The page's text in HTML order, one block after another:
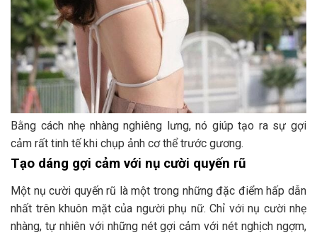
Bằng cách nhẹ nhàng nghiêng lưng, nó giúp tạo ra sự gợi
cảm rất tinh tế khi chụp ảnh cơ thể trước gương.
Tạo dáng gợi cảm với nụ cười quyến rũ
Một nụ cười quyến rũ là một trong những đặc điểm hấp dẫn
nhất trên khuôn mặt của người phụ nữ. Chỉ với nụ cười nhẹ
nhàng, tự nhiên với những nét gợi cảm với nét nghịch ngợm,